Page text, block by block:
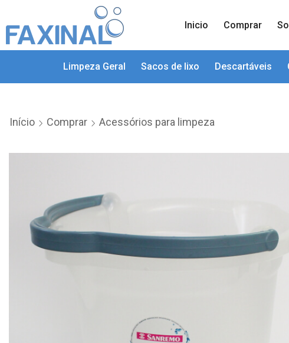
Inicio Comprar
Limpeza Geral Sacos de lixo Descartáveis
Início Comprar Acessórios para limpeza